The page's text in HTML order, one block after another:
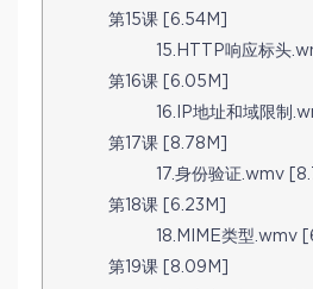
第15课 [6.54M]
15.HTTP响应标头
第16课 [6.05M]
16.IP地址和域限制
第17课 [8.78M]
17.身份验证.wmv
第18课 [6.23M]
18.MIME类型.wmv
第19课 [8.09M]